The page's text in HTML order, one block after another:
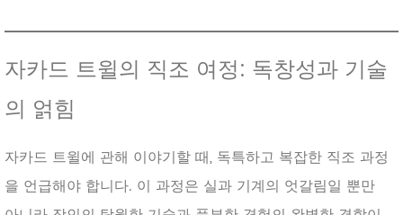
자카드 트윌의 직조 여정: 독창성과 기술
의 얽힘
자카드 트윌에 관해 이야기할 때, 독특하고 복잡한 직조 과정
을 언급해야 합니다. 이 과정은 실과 기계의 엇갈림일 뿐만